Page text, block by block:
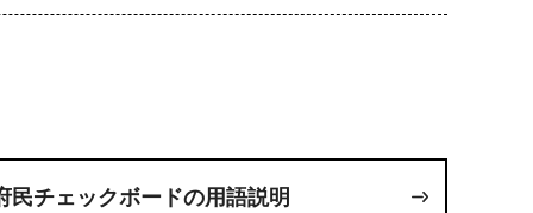
民チェックボードの用語説明